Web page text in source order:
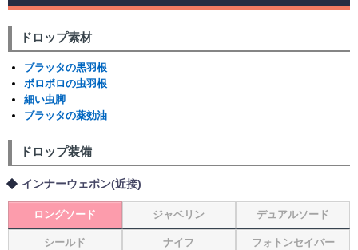
ドロップ素材
ブラッタの黒羽根
ボロボロの虫羽根
細い虫脚
ブラッタの薬効油
ドロップ装備
インナーウェポン(近接)
ロングソード ジャベリン デュアルソード
シールド ナイフ フォトンセイバー